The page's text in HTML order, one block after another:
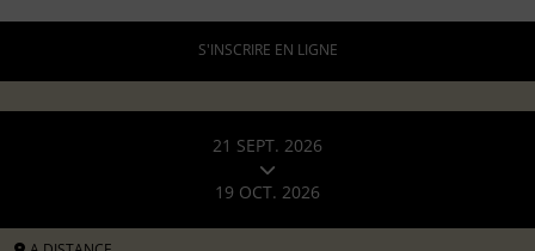
S'INSCRIRE EN LIGNE
21 SEPT. 2026
19 OCT. 2026